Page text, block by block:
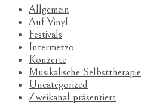
Allgemein
Auf Vinyl
Festivals
Intermezzo
Konzerte
Musikalische Selbsttherapie
Uncategorized
Zweikanal präsentiert